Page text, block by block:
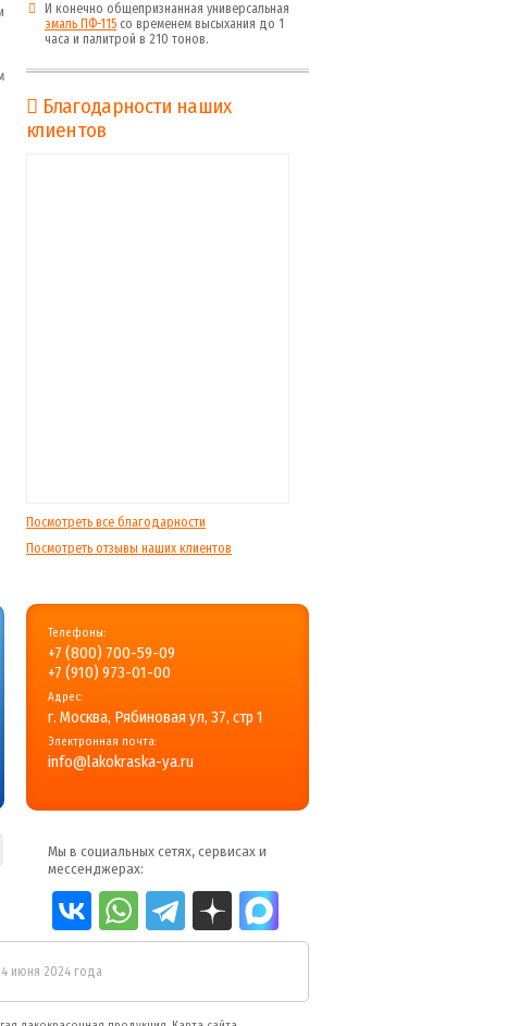
И конечно общепризнанная универсальная
эмаль ПФ-115 со временем высыхания до 1
часа и палитрой в 210 тонов.
Благодарности наших
клиентов
Посмотреть все благодарности
Посмотреть отзывы наших клиентов
Телефоны:
+7 (800) 700-59-09
+7 (910) 973-01-00
Адрес:
г. Москва, Рябиновая ул, 37, стр 1
Электронная почта:
info@lakokraska-ya.ru
Мы в социальных сетях, сервисах и
мессенджерах:
июня 2024 года